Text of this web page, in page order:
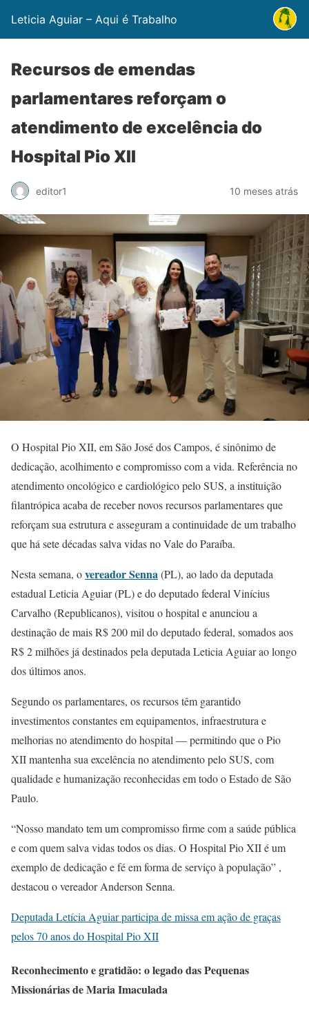
Leticia Aguiar – Aqui é Trabalho
Recursos de emendas
parlamentares reforçam o
atendimento de excelência do
Hospital Pio XII
editor1 10 meses atrás
O Hospital Pio XII, em São José dos Campos, é sinônimo de
dedicação, acolhimento e compromisso com a vida. Referência no
atendimento oncológico e cardiológico pelo SUS, a instituição
filantrópica acaba de receber novos recursos parlamentares que
reforçam sua estrutura e asseguram a continuidade de um trabalho
que há sete décadas salva vidas no Vale do Paraíba.
Nesta semana, overeador Senna(PL), ao lado da deputada
estadual Leticia Aguiar (PL) e do deputado federal Vinícius
Carvalho (Republicanos), visitou o hospital e anunciou a
destinação de mais R$ 200 mil do deputado federal, somados aos
R$ 2 milhões já destinados pela deputada Leticia Aguiar ao longo
dos últimos anos.
Segundo os parlamentares, os recursos têm garantido
investimentos constantes em equipamentos, infraestrutura e
melhorias no atendimento do hospital — permitindo que o Pio
XII mantenha sua excelência no atendimento pelo SUS, com
qualidade e humanização reconhecidas em todo o Estado de São
Paulo.
“Nosso mandato tem um compromisso firme com a saúde pública
e com quem salva vidas todos os dias. O Hospital Pio XII é um
exemplo de dedicação e fé em forma de serviço à população” ,
destacou o vereador Anderson Senna.
Deputada Letícia Aguiar participa de missa em ação de graças
pelos 70 anos do Hospital Pio XII
Reconhecimento e gratidão: o legado das Pequenas
Missionárias de Maria Imaculada